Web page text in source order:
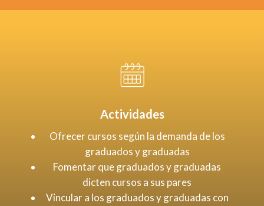
Actividades
Ofrecer cursos según la demanda de los
graduados y graduadas
Fomentar que graduados y graduadas
dicten cursos a sus pares
Vincular a los graduados y graduadas con